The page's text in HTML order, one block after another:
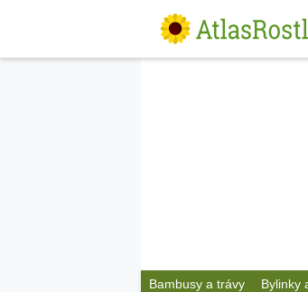
Bambusy a trávy Bylinky